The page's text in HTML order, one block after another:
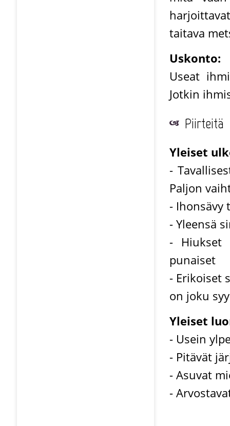
taitava
Uskonto:
Useat
Jotkin
Piirteitä
Yleiset
-
Paljon
- Ihonsävy
- Yleensä
- Hiukset
punaiset
- Erikoiset
on joku
Yleiset
- Usein
- Pitävät
- Asuvat
-